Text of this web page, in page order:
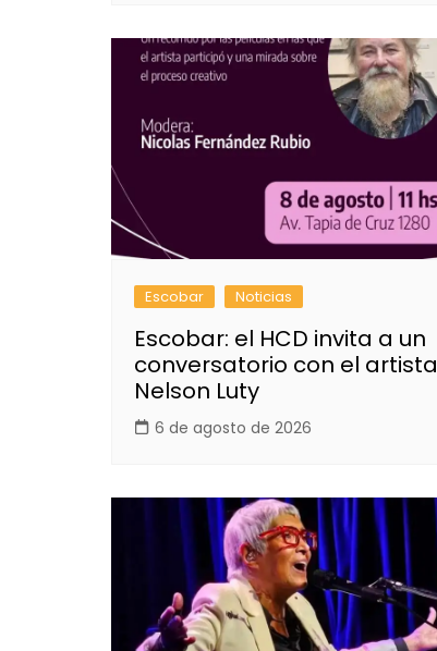
Escobar Noticias
Escobar: el HCD invita a un
conversatorio con el artista
Nelson Luty
6 de agosto de 2026